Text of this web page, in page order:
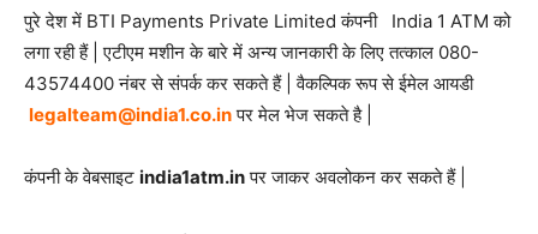
पुरे देश में BTI Payments Private Limited कंपनी India 1 ATM को
लगा रही हैं | एटीएम मशीन के बारे में अन्य जानकारी के लिए तत्काल 080-
43574400 नंबर से संपर्क कर सकते हैं | वैकल्पिक रूप से ईमेल आयडी
legalteam@india1.co.inपर मेल भेज सकते है |
कंपनी के वेबसाइट india1atm.inपर जाकर अवलोकन कर सकते हैं |